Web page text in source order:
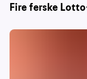
Fire ferske